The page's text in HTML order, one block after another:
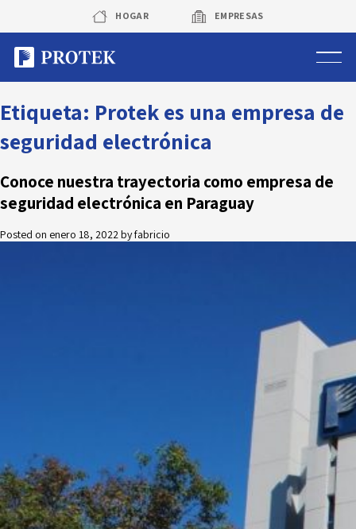
content
HOGAR EMPRESAS
Sistema de alarmas
Sistema de cámaras
Rastreo vehicular GPS
Protek Personas
Contacto
Área de clientes
Etiqueta: Protek es una empresa de
seguridad electrónica
Conoce nuestra trayectoria como empresa de
seguridad electrónica en Paraguay
Posted on enero 18, 2022byfabricio